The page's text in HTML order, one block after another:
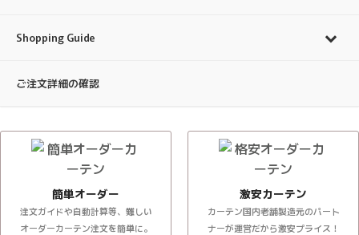
Shopping Guide
ご注文詳細の確認
簡単オーダー
注文ガイドや自動計算等、難しい
オーダーカーテン注文を簡単に。
激安カーテン
カーテン国内老舗製造元のパート
ナーが運営だから激安プライス！